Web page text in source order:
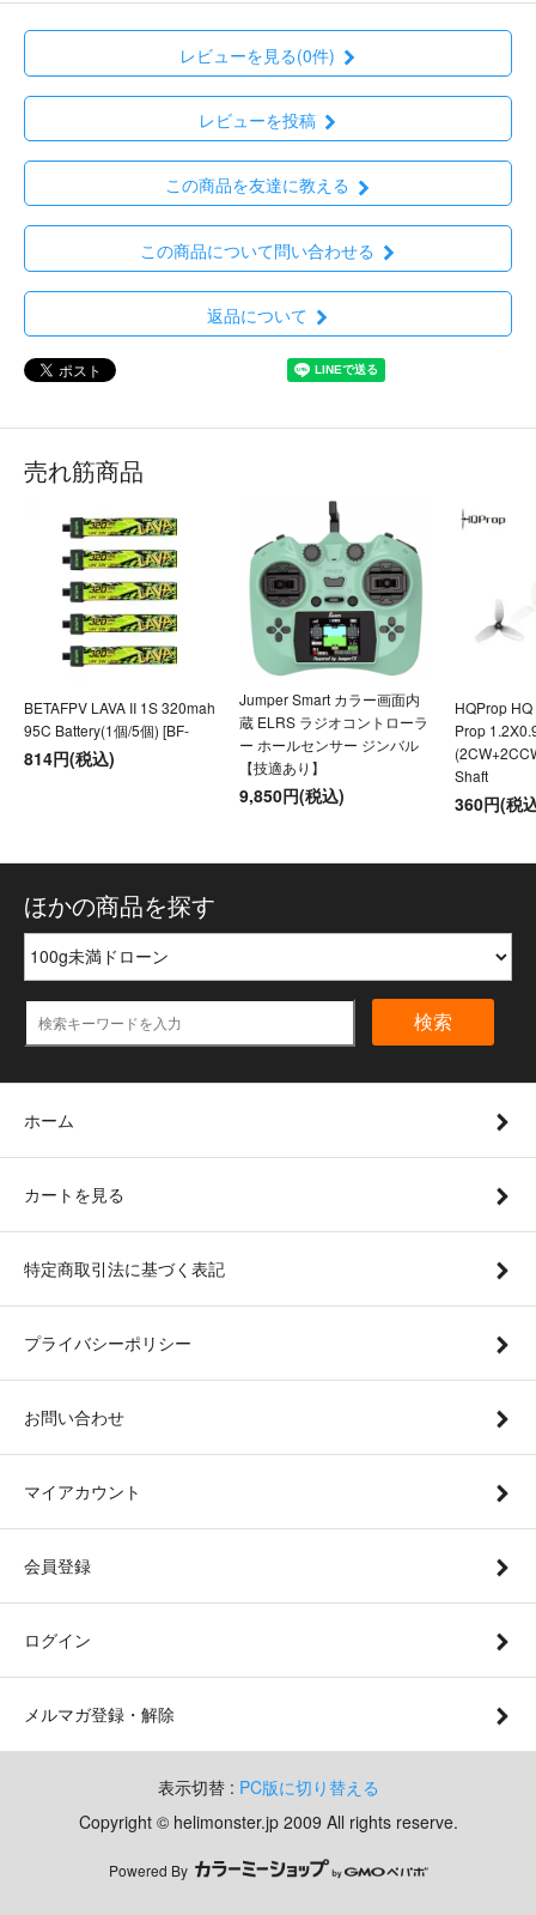
レビューを見る(0件)
レビューを投稿
この商品を友達に教える
この商品について問い合わせる
返品について
売れ筋商品
BETAFPV LAVA II 1S 320mah
95C Battery(1個/5個) [BF-
814円(税込)
Jumper Smart カラー画面内
蔵 ELRS ラジオコントローラ
ー ホールセンサー ジンバル
【技適あり】
9,850円(税込)
HQProp
Prop
Shaft
360円(税
ほかの商品を探す
検索
ホーム
カートを見る
特定商取引法に基づく表記
プライバシーポリシー
お問い合わせ
マイアカウント
会員登録
ログイン
メルマガ登録・解除
表示切替 : PC版に切り替える
Copyright © helimonster.jp 2009 All rights reserve.
Powered By